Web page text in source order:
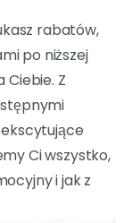
rabatów,
po niższej
Ciebie. Z
Ci wszystko,
i jak z